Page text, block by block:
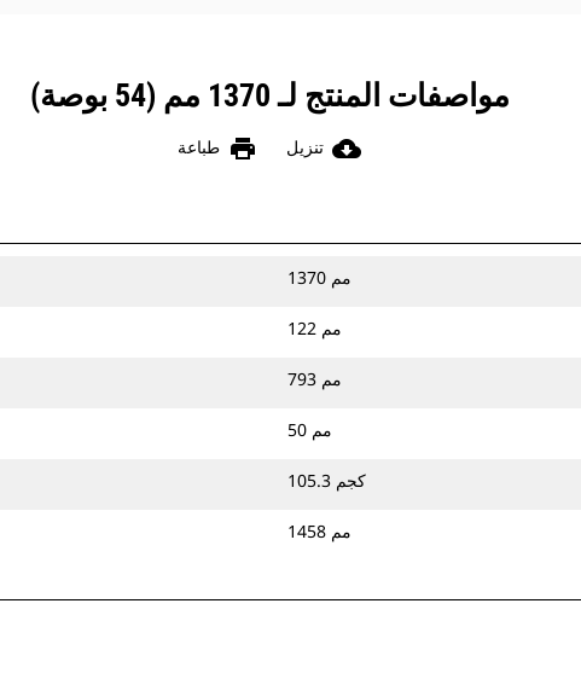
مواصفات المنتج لـ 1370 مم (54 بوصة)
cloud_download تنزيل print طباعة
1370 مم
122 مم
793 مم
50 مم
105.3 كجم
1458 مم